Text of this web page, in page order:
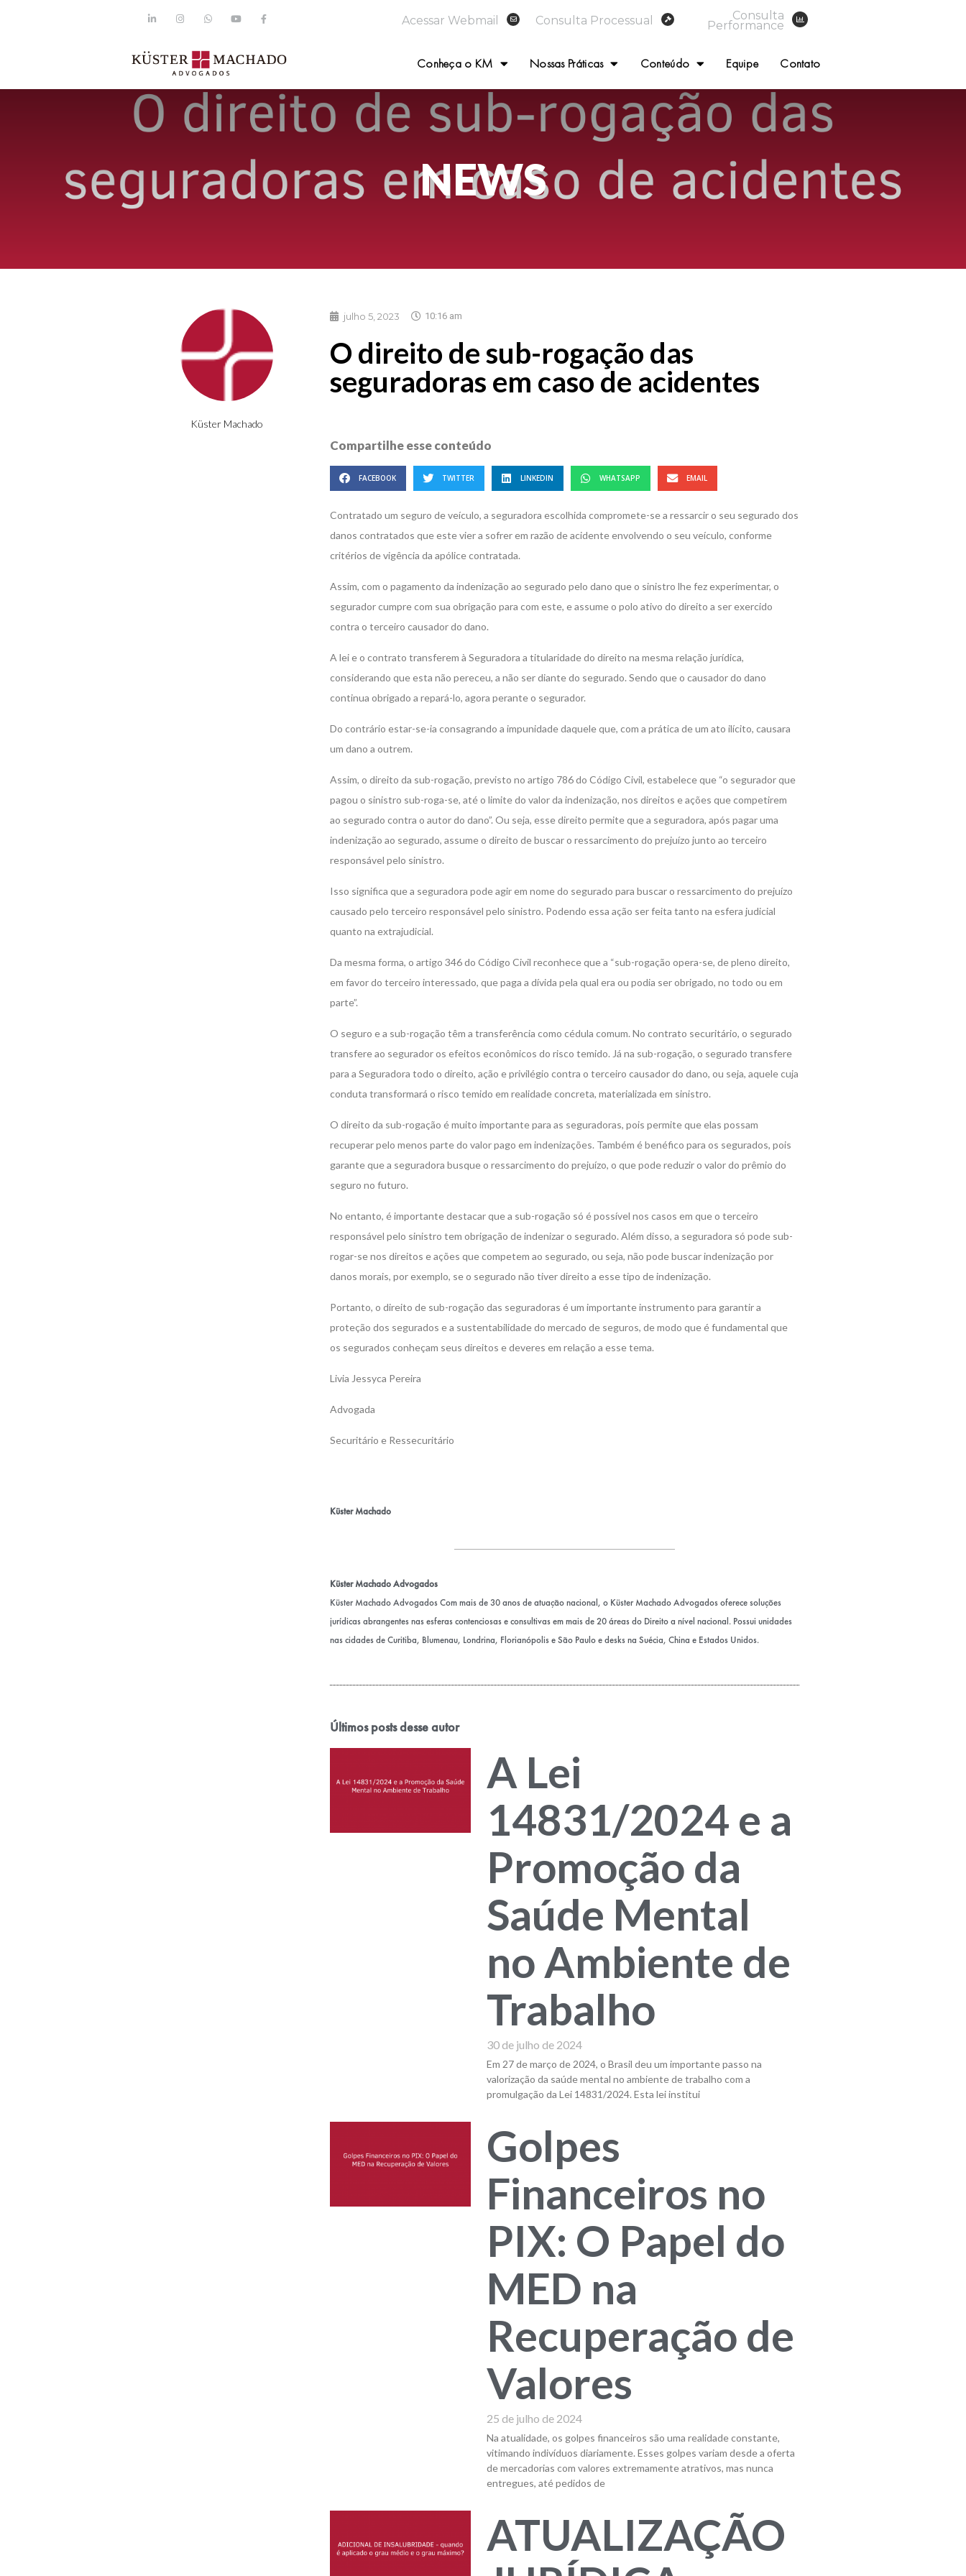
Acessar Webmail Consulta Processual Consulta
Performance
Conheça o KM Nossas Práticas Conteúdo Equipe Contato
NEWS
Küster Machado
julho 5, 2023 10:16 am
O direito de sub-rogação das
seguradoras em caso de acidentes
Compartilhe esse conteúdo
FACEBOOK TWITTER LINKEDIN WHATSAPP EMAIL
Contratado um seguro de veículo, a seguradora escolhida compromete-se a ressarcir o seu segurado dos
danos contratados que este vier a sofrer em razão de acidente envolvendo o seu veículo, conforme
critérios de vigência da apólice contratada.
Assim, com o pagamento da indenização ao segurado pelo dano que o sinistro lhe fez experimentar, o
segurador cumpre com sua obrigação para com este, e assume o polo ativo do direito a ser exercido
contra o terceiro causador do dano.
A lei e o contrato transferem à Seguradora a titularidade do direito na mesma relação jurídica,
considerando que esta não pereceu, a não ser diante do segurado. Sendo que o causador do dano
continua obrigado a repará-lo, agora perante o segurador.
Do contrário estar-se-ia consagrando a impunidade daquele que, com a prática de um ato ilícito, causara
um dano a outrem.
Assim, o direito da sub-rogação, previsto no artigo 786 do Código Civil, estabelece que “o segurador que
pagou o sinistro sub-roga-se, até o limite do valor da indenização, nos direitos e ações que competirem
ao segurado contra o autor do dano”. Ou seja, esse direito permite que a seguradora, após pagar uma
indenização ao segurado, assume o direito de buscar o ressarcimento do prejuízo junto ao terceiro
responsável pelo sinistro.
Isso significa que a seguradora pode agir em nome do segurado para buscar o ressarcimento do prejuízo
causado pelo terceiro responsável pelo sinistro. Podendo essa ação ser feita tanto na esfera judicial
quanto na extrajudicial.
Da mesma forma, o artigo 346 do Código Civil reconhece que a “sub-rogação opera-se, de pleno direito,
em favor do terceiro interessado, que paga a dívida pela qual era ou podia ser obrigado, no todo ou em
parte”.
O seguro e a sub-rogação têm a transferência como cédula comum. No contrato securitário, o segurado
transfere ao segurador os efeitos econômicos do risco temido. Já na sub-rogação, o segurado transfere
para a Seguradora todo o direito, ação e privilégio contra o terceiro causador do dano, ou seja, aquele cuja
conduta transformará o risco temido em realidade concreta, materializada em sinistro.
O direito da sub-rogação é muito importante para as seguradoras, pois permite que elas possam
recuperar pelo menos parte do valor pago em indenizações. Também é benéfico para os segurados, pois
garante que a seguradora busque o ressarcimento do prejuízo, o que pode reduzir o valor do prêmio do
seguro no futuro.
No entanto, é importante destacar que a sub-rogação só é possível nos casos em que o terceiro
responsável pelo sinistro tem obrigação de indenizar o segurado. Além disso, a seguradora só pode sub-
rogar-se nos direitos e ações que competem ao segurado, ou seja, não pode buscar indenização por
danos morais, por exemplo, se o segurado não tiver direito a esse tipo de indenização.
Portanto, o direito de sub-rogação das seguradoras é um importante instrumento para garantir a
proteção dos segurados e a sustentabilidade do mercado de seguros, de modo que é fundamental que
os segurados conheçam seus direitos e deveres em relação a esse tema.
Livia Jessyca Pereira
Advogada
Securitário e Ressecuritário
Küster Machado
Küster Machado Advogados
Küster Machado Advogados Com mais de 30 anos de atuação nacional, o Küster Machado Advogados oferece soluções
jurídicas abrangentes nas esferas contenciosas e consultivas em mais de 20 áreas do Direito a nível nacional. Possui unidades
nas cidades de Curitiba, Blumenau, Londrina, Florianópolis e São Paulo e desks na Suécia, China e Estados Unidos.
Últimos posts desse autor
A Lei
14831/2024 e a
Promoção da
Saúde Mental
no Ambiente de
Trabalho
30 de julho de 2024
Em 27 de março de 2024, o Brasil deu um importante passo na
valorização da saúde mental no ambiente de trabalho com a
promulgação da Lei 14831/2024. Esta lei institui
Golpes
Financeiros no
PIX: O Papel do
MED na
Recuperação de
Valores
25 de julho de 2024
Na atualidade, os golpes financeiros são uma realidade constante,
vitimando indivíduos diariamente. Esses golpes variam desde a oferta
de mercadorias com valores extremamente atrativos, mas nunca
entregues, até pedidos de
ATUALIZAÇÃO